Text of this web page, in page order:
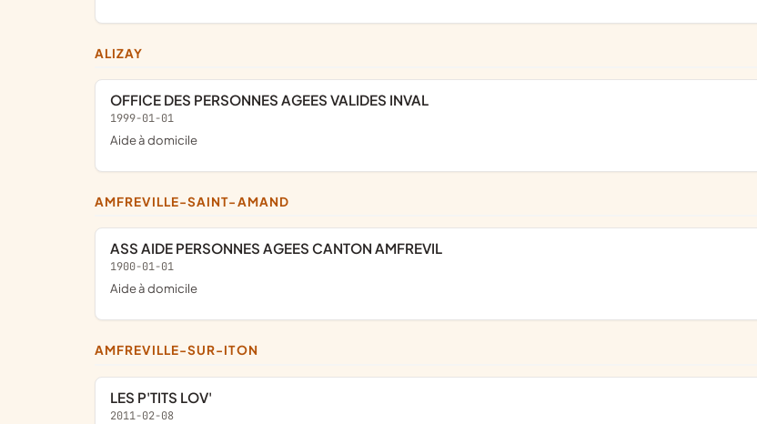
ALIZAY
OFFICE DES PERSONNES AGEES VALIDES INVAL
1999-01-01
Aide à domicile
AMFREVILLE-SAINT-AMAND
ASS AIDE PERSONNES AGEES CANTON AMFREVIL
1900-01-01
Aide à domicile
AMFREVILLE-SUR-ITON
LES P'TITS LOV'
2011-02-08